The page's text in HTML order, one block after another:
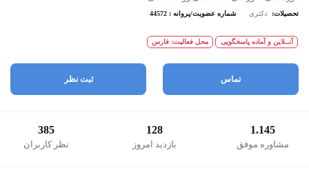
تحصیلات: دکتری شماره عضویت/پروانه : 44572
آنــلاین و آماده پاسخگویی محل فعالیت: فارس
تماس ثبت نظر
1.145
مشاوره موفق
128
بازدید امروز
385
نظر کاربران